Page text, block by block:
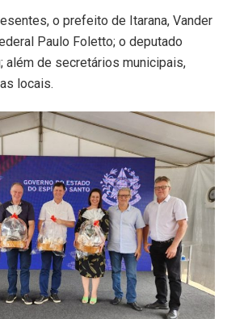
o prefeito de Itarana, Vander
Paulo Foletto; o deputado
além de secretários municipais,
locais.